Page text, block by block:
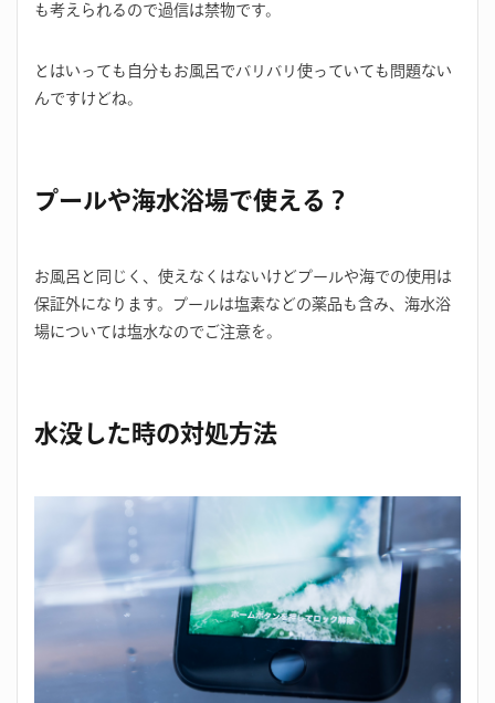
も考えられるので過信は禁物です。
とはいっても自分もお風呂でバリバリ使っていても問題ない
んですけどね。
プールや海水浴場で使える？
お風呂と同じく、使えなくはないけどプールや海での使用は
保証外になります。プールは塩素などの薬品も含み、海水浴
場については塩水なのでご注意を。
水没した時の対処方法